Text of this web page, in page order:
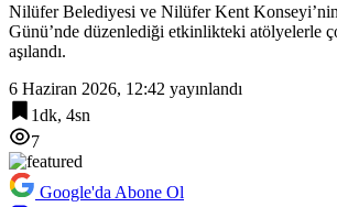
Nilüfer Belediyesi ve Nilüfer Kent
Günü’nde düzenlediği etkinlikteki atölyelerle
aşılandı.
6 Haziran 2026, 12:42 yayınlandı
1dk, 4sn
7
Google'da Abone Ol